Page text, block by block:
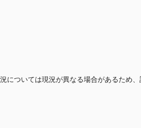
ついては現況が異なる場合があるため、